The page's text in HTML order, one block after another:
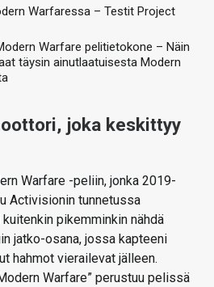
Warfaressa – Testit Project
Warfare pelitietokone – Näin
täysin ainutlaatuisesta Modern
joka keskittyy
Warfare -peliin, jonka 2019-
Activisionin tunnetussa
pikemminkin nähdä
jatko-osana, jossa kapteeni
hahmot vierailevat jälleen.
Warfare” perustuu pelissä